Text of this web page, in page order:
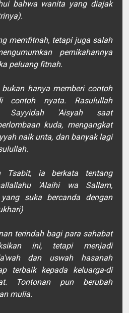
bahwa wanita yang diajak
memfitnah, tetapi juga salah
pernikahannya
peluang fitnah.
hanya memberi contoh
contoh nyata. Rasulullah
Sayyidah 'Aisyah saat
kuda, mengangkat
naik unta, dan banyak lagi
Tsabit, ia berkata tentang
'Alaihi wa Sallam,
suka bercanda dengan
terindah bagi para sahabat
ini, tetapi menjadi
dan uswah hasanah
terbaik kepada keluarga-di
Tontonan pun berubah
mulia.